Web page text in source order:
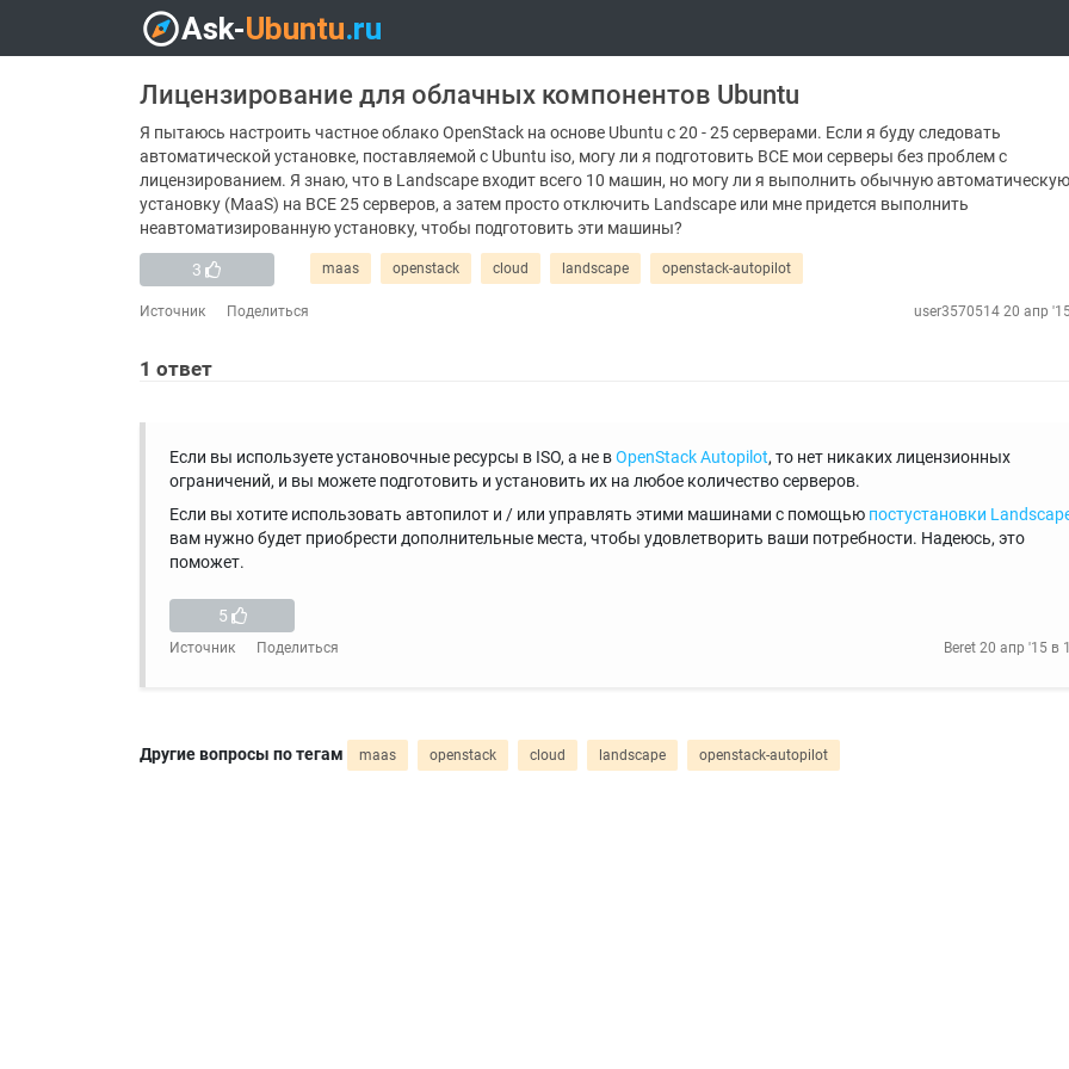
Лицензирование для облачных компонентов Ubuntu
Я пытаюсь настроить частное облако OpenStack на основе Ubuntu с 20 - 25 серверами. Если я буду следовать
автоматической установке, поставляемой с Ubuntu iso, могу ли я подготовить ВСЕ мои серверы без проблем с
лицензированием. Я знаю, что в Landscape входит всего 10 машин, но могу ли я выполнить обычную автоматическую
установку (MaaS) на ВСЕ 25 серверов, а затем просто отключить Landscape или мне придется выполнить
неавтоматизированную установку, чтобы подготовить эти машины?
3 maas openstack cloud landscape openstack-autopilot
Источник Поделиться user3570514 20 апр
1 ответ
Если вы используете установочные ресурсы в ISO, а не вOpenStack Autopilot, то нет никаких лицензионных
ограничений, и вы можете подготовить и установить их на любое количество серверов.
Если вы хотите использовать автопилот и / или управлять этими машинами с помощью постустановки
вам нужно будет приобрести дополнительные места, чтобы удовлетворить ваши потребности. Надеюсь, это
поможет.
5
Источник Поделиться Beret 20 апр '15 в
Другие вопросы по тегам maas openstack cloud landscape openstack-autopilot